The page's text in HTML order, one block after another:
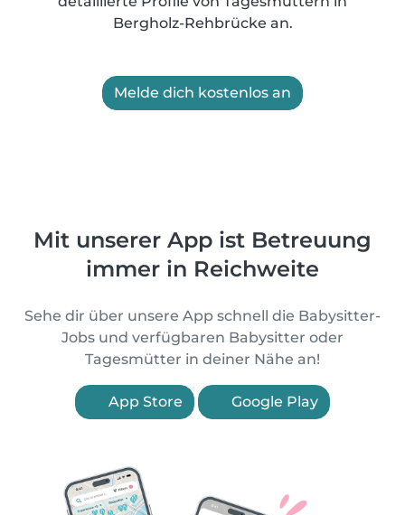
Bergholz-Rehbrücke an.
Melde dich kostenlos an
Mit unserer App ist Betreuung
immer in Reichweite
Sehe dir über unsere App schnell die Babysitter-
Jobs und verfügbaren Babysitter oder
Tagesmütter in deiner Nähe an!
App Store Google Play